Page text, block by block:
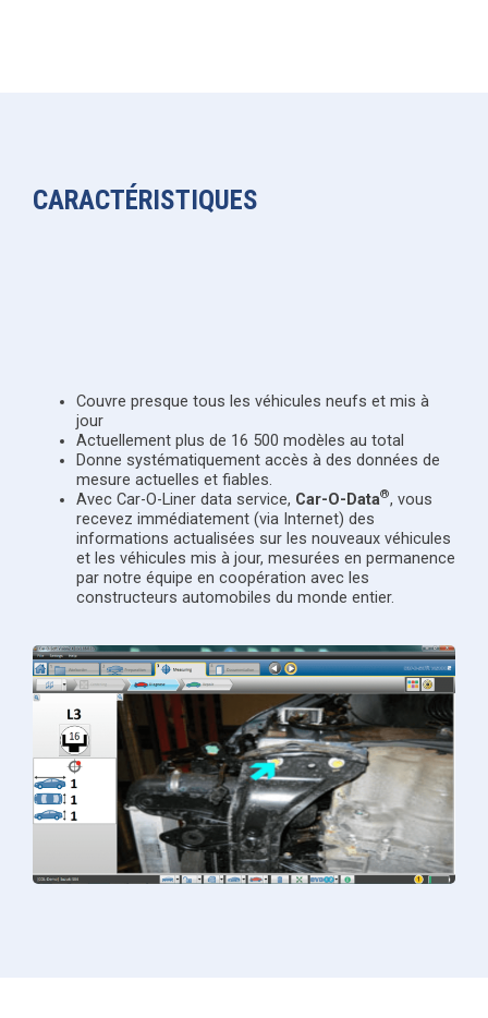
CARACTÉRISTIQUES
Couvre presque tous les véhicules neufs et mis à
jour
Actuellement plus de 16 500 modèles au total
Donne systématiquement accès à des données de
mesure actuelles et fiables.
Avec Car-O-Liner data service, Car-O-Data®, vous
recevez immédiatement (via Internet) des
informations actualisées sur les nouveaux véhicules
et les véhicules mis à jour, mesurées en permanence
par notre équipe en coopération avec les
constructeurs automobiles du monde entier.